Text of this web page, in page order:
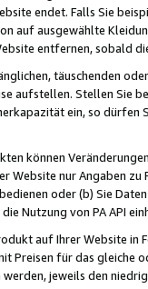
endet. Falls Sie
auf ausgewählte
entfernen, sobald
täuschenden
aufstellen. Stellen Sie
ein, so dürfen
können
Website nur Angaben
oder (b) Sie
Nutzung von PA API
auf Ihrer Website
Preisen für das
jeweils den